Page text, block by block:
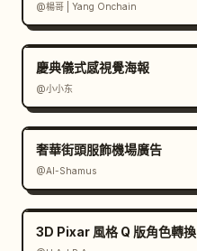
@楊哥 | Yang Onchain
慶典儀式感視覺海報
@小小东
奢華街頭服飾機場廣告
@Al-Shamus
3D Pixar 風格 Q 版角色轉換